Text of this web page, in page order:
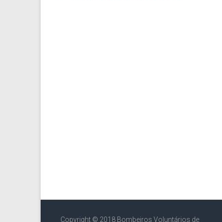
Copyright © 2018 Bombeiros Voluntários de